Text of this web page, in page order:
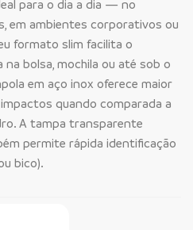
para o dia a dia — no
em ambientes corporativos ou
formato slim facilita o
bolsa, mochila ou até sob o
em aço inox oferece maior
quando comparada a
A tampa transparente
permite rápida identificação
bico).